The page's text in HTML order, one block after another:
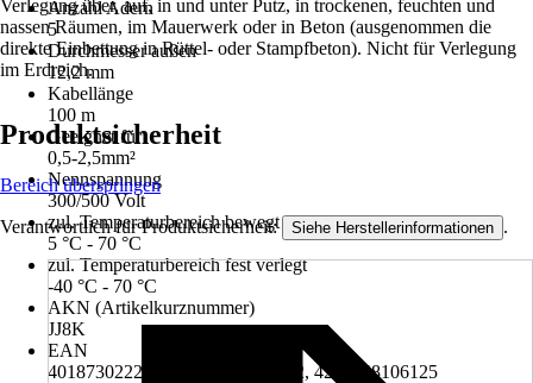
Anzahl Adern
5
Durchmesser außen
12,2 mm
Kabellänge
100 m
Geeignet für
0,5-2,5mm²
Nennspannung
300/500 Volt
zul. Temperaturbereich bewegt
5 °C - 70 °C
zul. Temperaturbereich fest verlegt
-40 °C - 70 °C
AKN (Artikelkurznummer)
JJ8K
EAN
4018730222445, 4018730672912, 4250248106125
Verlegung über, auf, in und unter Putz, in trockenen, feuchten und
nassen Räumen, im Mauerwerk oder in Beton (ausgenommen die
direkte Einbettung in Rüttel- oder Stampfbeton). Nicht für Verlegung
im Erdreich.
Produktsicherheit
Bereich überspringen
Verantwortlich für Produktsicherheit: Siehe Herstellerinformationen .